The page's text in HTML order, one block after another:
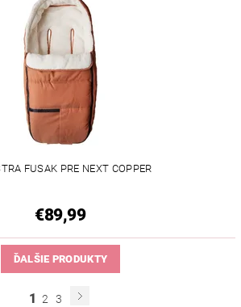
FUSAK PRE NEXT COPPER
€89,99
ĎALŠIE PRODUKTY
1 2
3